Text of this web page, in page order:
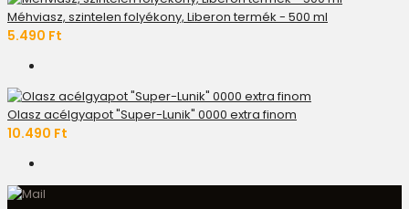
Méhviasz, szintelen folyékony, Liberon termék - 500 ml
5.490 Ft
Olasz acélgyapot "Super-Lunik" 0000 extra finom
10.490 Ft